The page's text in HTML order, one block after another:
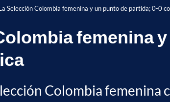
Selección Colombia femenina y un punto de partida; 0-0
femenina
Colombia